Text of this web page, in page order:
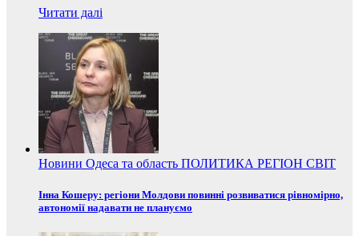
Читати далі
Новини Одеса та область ПОЛИТИКА РЕГІОН СВІТ
Інна Кошеру: регіони Молдови повинні розвиватися рівномірно,
автономії надавати не плануємо